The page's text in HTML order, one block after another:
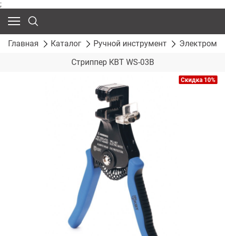
;
Главная Каталог Ручной инструмент
Стриппер КВТ WS-03B
Скидка 10%